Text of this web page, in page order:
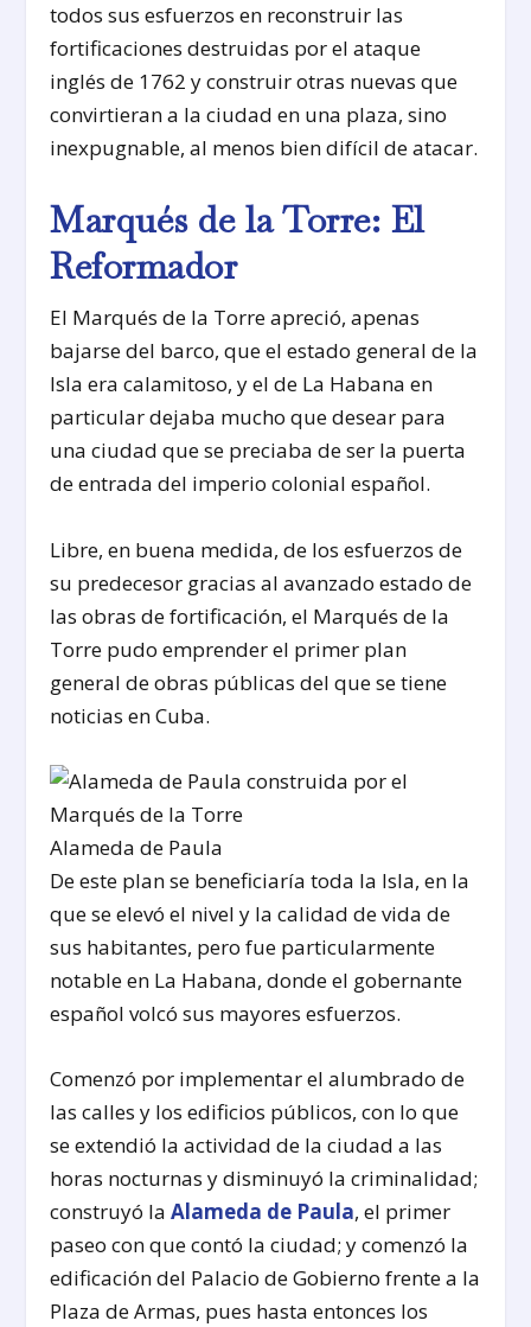
todos sus esfuerzos en reconstruir las
fortificaciones destruidas por el ataque
inglés de 1762 y construir otras nuevas que
convirtieran a la ciudad en una plaza, sino
inexpugnable, al menos bien difícil de atacar.
Marqués de la Torre: El
Reformador
El Marqués de la Torre apreció, apenas
bajarse del barco, que el estado general de la
Isla era calamitoso, y el de La Habana en
particular dejaba mucho que desear para
una ciudad que se preciaba de ser la puerta
de entrada del imperio colonial español.
Libre, en buena medida, de los esfuerzos de
su predecesor gracias al avanzado estado de
las obras de fortificación, el Marqués de la
Torre pudo emprender el primer plan
general de obras públicas del que se tiene
noticias en Cuba.
Alameda de Paula
De este plan se beneficiaría toda la Isla, en la
que se elevó el nivel y la calidad de vida de
sus habitantes, pero fue particularmente
notable en La Habana, donde el gobernante
español volcó sus mayores esfuerzos.
Comenzó por implementar el alumbrado de
las calles y los edificios públicos, con lo que
se extendió la actividad de la ciudad a las
horas nocturnas y disminuyó la criminalidad;
construyó laAlameda de Paula, el primer
paseo con que contó la ciudad; y comenzó la
edificación del Palacio de Gobierno frente a la
Plaza de Armas, pues hasta entonces los